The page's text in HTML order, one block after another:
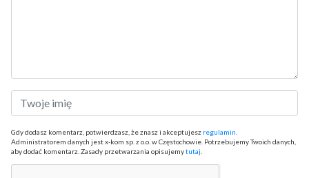
Gdy dodasz komentarz, potwierdzasz, że znasz i akceptujesz regulamin
Administratorem danych jest x-kom sp. z o.o. w Częstochowie. Potrzebujemy Twoich danych,
aby dodać komentarz. Zasady przetwarzania opisujemytutaj